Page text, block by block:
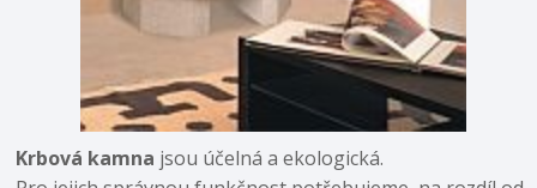
Krbová kamna jsou účelná a ekologická.